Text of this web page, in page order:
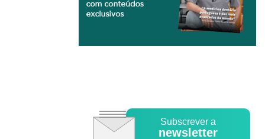
Subscrever a
newsletter